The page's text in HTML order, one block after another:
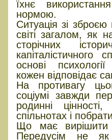
їхнє
нормою.
Ситуація зі
світі загалом, як
сторічних
капіталістичного
основі
кожен відповідає
На противагу
соціумі завжди
родинні
спільнотах і
Що має
Передусім не